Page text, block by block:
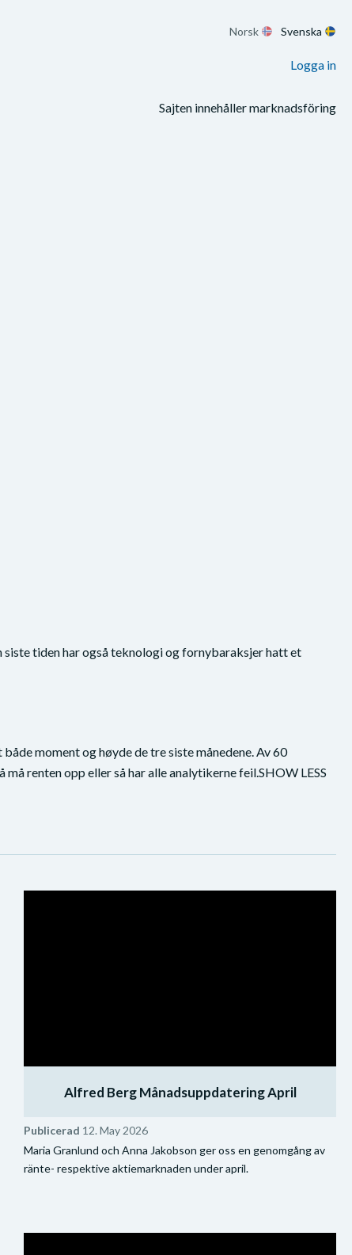
Norsk Svenska
Logga in
Sajten innehåller marknadsföring
tiden har også teknologi og fornybaraksjer hatt et
moment og høyde de tre siste månedene. Av 60
renten opp eller så har alle analytikerne feil.SHOW LESS
Alfred Berg Månadsuppdatering April
Publicerad 12. May 2026
Maria Granlund och Anna Jakobson ger oss en genomgång av
ränte- respektive aktiemarknaden under april.